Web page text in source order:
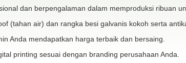
dan berpengalaman dalam memproduksi ribuan
(tahan air) dan rangka besi galvanis kokoh serta
Anda mendapatkan harga terbaik dan bersaing.
printing sesuai dengan branding perusahaan Anda.